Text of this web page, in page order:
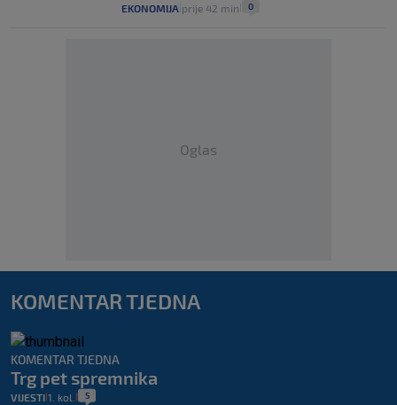
EKONOMIJA prije 42 min 0
Oglas
KOMENTAR TJEDNA
KOMENTAR TJEDNA
Trg pet spremnika
VIJESTI 1. kol. 5